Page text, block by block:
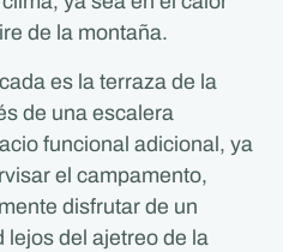
de la montaña.
es la terraza de la
de una escalera
funcional adicional, ya
el campamento,
disfrutar de un
lejos del ajetreo de la